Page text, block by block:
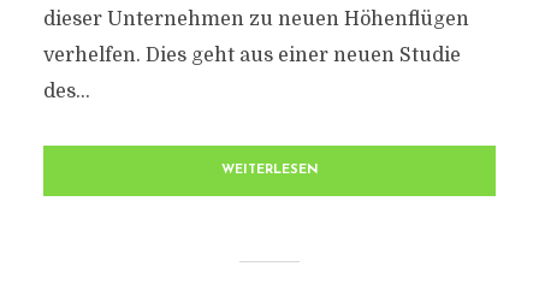
dieser Unternehmen zu neuen Höhenflügen
verhelfen. Dies geht aus einer neuen Studie
des...
WEITERLESEN